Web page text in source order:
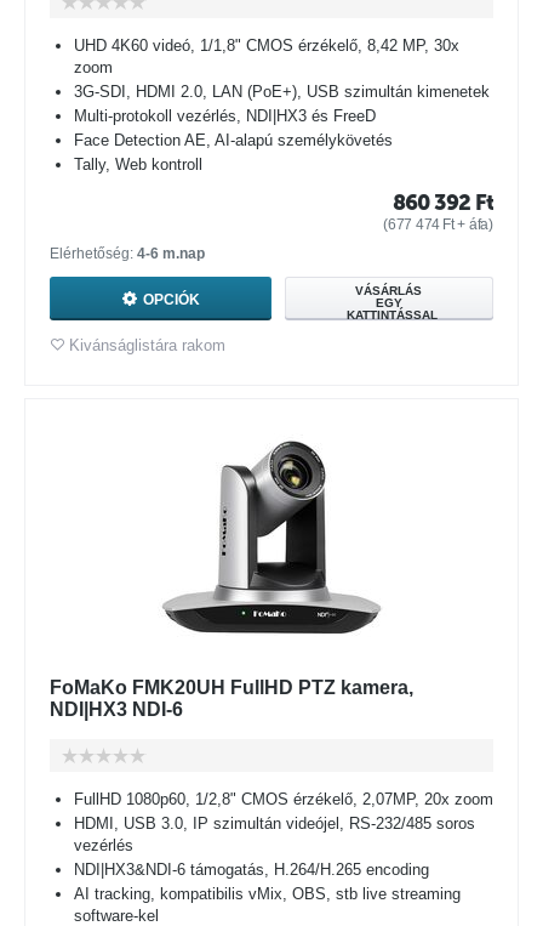
UHD 4K60 videó, 1/1,8" CMOS érzékelő, 8,42 MP, 30x
zoom
3G-SDI, HDMI 2.0, LAN (PoE+), USB szimultán kimenetek
Multi-protokoll vezérlés, NDI|HX3 és FreeD
Face Detection AE, AI-alapú személykövetés
Tally, Web kontroll
860 392 Ft
(677 474 Ft+ áfa)
Elérhetőség: 4-6 m.nap
OPCIÓK
VÁSÁRLÁS
EGY
KATTINTÁSSAL
Kivánságlistára rakom
FoMaKo FMK20UH FullHD PTZ kamera,
NDI|HX3 NDI-6
FullHD 1080p60, 1/2,8" CMOS érzékelő, 2,07MP, 20x zoom
HDMI, USB 3.0, IP szimultán videójel, RS-232/485 soros
vezérlés
NDI|HX3&NDI-6 támogatás, H.264/H.265 encoding
AI tracking, kompatibilis vMix, OBS, stb live streaming
software-kel